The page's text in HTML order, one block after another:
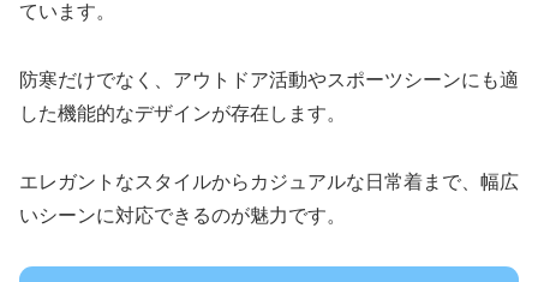
ています。
防寒だけでなく、アウトドア活動やスポーツシーンにも適
した機能的なデザインが存在します。
エレガントなスタイルからカジュアルな日常着まで、幅広
いシーンに対応できるのが魅力です。